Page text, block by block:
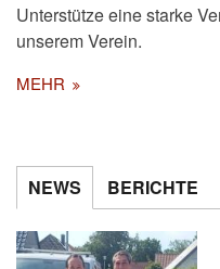
Unterstütze eine starke
unserem Verein.
MEHR
NEWS BERICHTE